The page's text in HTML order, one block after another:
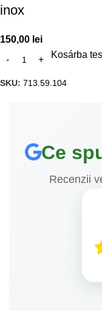
inox
150,00 lei
Kosárba
SKU: 713.59.104
Ce
Recenzii